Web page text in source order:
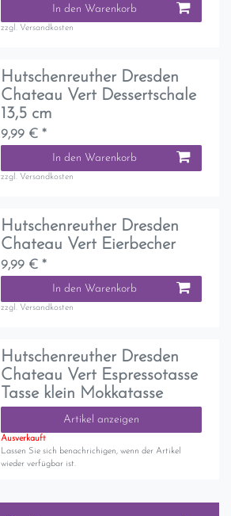
In den Warenkorb
zzgl. Versandkosten
Hutschenreuther Dresden
Chateau Vert Dessertschale
13,5 cm
9,99 € *
In den Warenkorb
zzgl. Versandkosten
Hutschenreuther Dresden
Chateau Vert Eierbecher
9,99 € *
In den Warenkorb
zzgl. Versandkosten
Hutschenreuther Dresden
Chateau Vert Espressotasse
Tasse klein Mokkatasse
Artikel anzeigen
Ausverkauft
Lassen Sie sich benachrichigen, wenn der Artikel
wieder verfügbar ist.